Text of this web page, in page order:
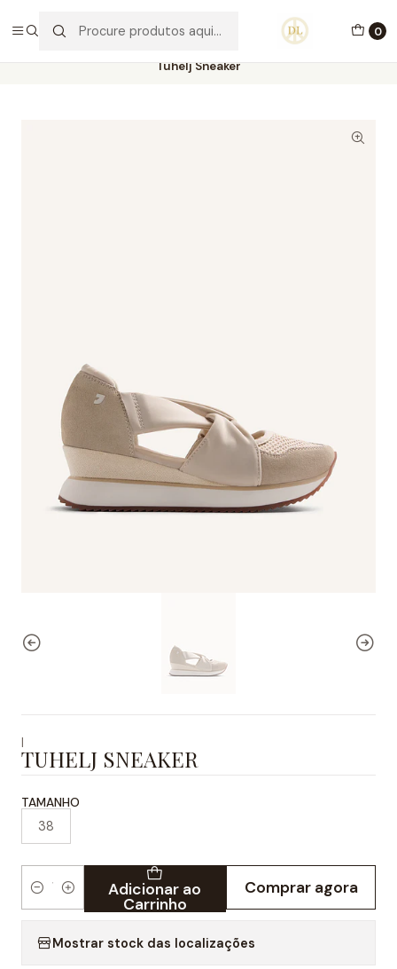
0
PORTES GRÁTIS ACIMA DE 70€ PORTUGAL CONTINENTAL
Tuhelj Sneaker
|
TUHELJ SNEAKER
TAMANHO
38
Quantidade Adicionar ao
Carrinho
Comprar agora
Mostrar stock das localizações